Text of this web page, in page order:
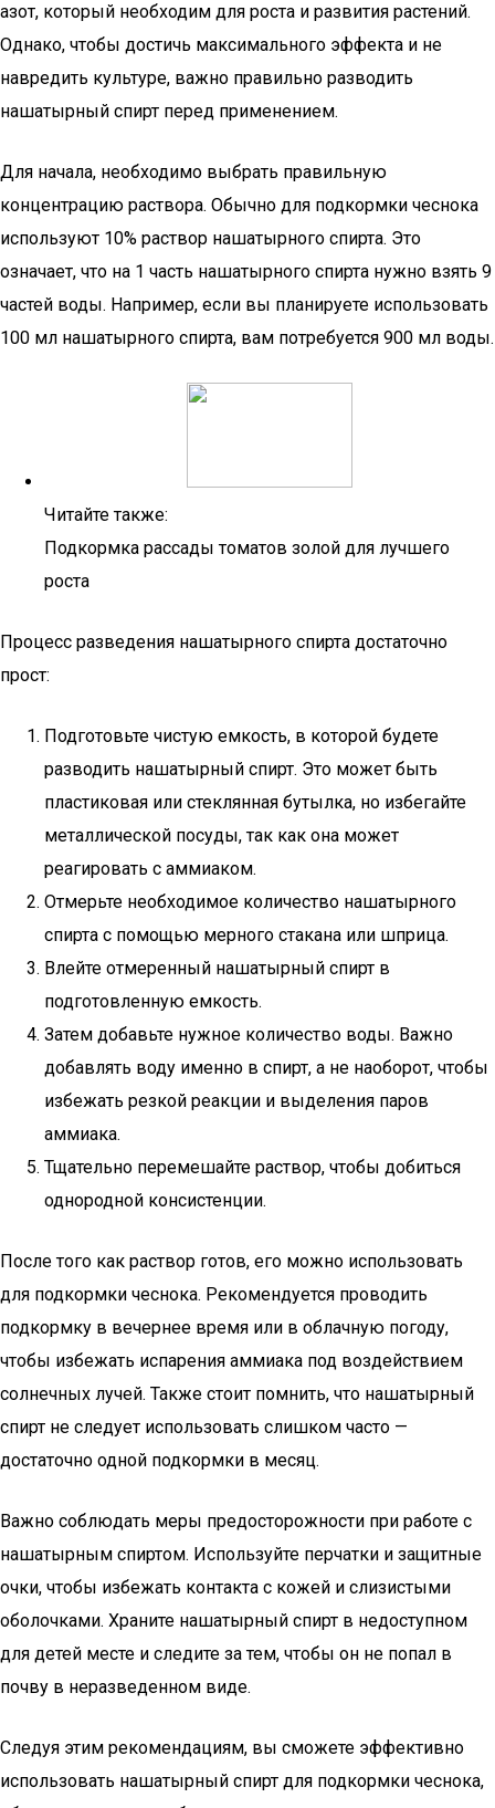
азот, который необходим для роста и развития растений.
Однако, чтобы достичь максимального эффекта и не
навредить культуре, важно правильно разводить
нашатырный спирт перед применением.
Для начала, необходимо выбрать правильную
концентрацию раствора. Обычно для подкормки чеснока
используют 10% раствор нашатырного спирта. Это
означает, что на 1 часть нашатырного спирта нужно взять 9
частей воды. Например, если вы планируете использовать
100 мл нашатырного спирта, вам потребуется 900 мл воды.
Читайте также:
Подкормка рассады томатов золой для лучшего
роста
Процесс разведения нашатырного спирта достаточно
прост:
Подготовьте чистую емкость, в которой будете
разводить нашатырный спирт. Это может быть
пластиковая или стеклянная бутылка, но избегайте
металлической посуды, так как она может
реагировать с аммиаком.
Отмерьте необходимое количество нашатырного
спирта с помощью мерного стакана или шприца.
Влейте отмеренный нашатырный спирт в
подготовленную емкость.
Затем добавьте нужное количество воды. Важно
добавлять воду именно в спирт, а не наоборот, чтобы
избежать резкой реакции и выделения паров
аммиака.
Тщательно перемешайте раствор, чтобы добиться
однородной консистенции.
После того как раствор готов, его можно использовать
для подкормки чеснока. Рекомендуется проводить
подкормку в вечернее время или в облачную погоду,
чтобы избежать испарения аммиака под воздействием
солнечных лучей. Также стоит помнить, что нашатырный
спирт не следует использовать слишком часто —
достаточно одной подкормки в месяц.
Важно соблюдать меры предосторожности при работе с
нашатырным спиртом. Используйте перчатки и защитные
очки, чтобы избежать контакта с кожей и слизистыми
оболочками. Храните нашатырный спирт в недоступном
для детей месте и следите за тем, чтобы он не попал в
почву в неразведенном виде.
Следуя этим рекомендациям, вы сможете эффективно
использовать нашатырный спирт для подкормки чеснока,